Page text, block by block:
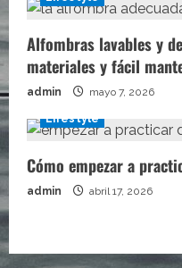
Alfombras lavables y
materiales y fácil
admin mayo 7, 2026
Lifestyle
Cómo empezar a
admin abril 17, 2026